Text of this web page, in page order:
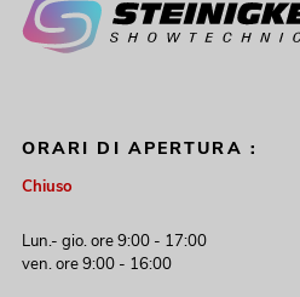
ORARI DI APERTURA :
Chiuso
Lun.- gio. ore 9:00 - 17:00
ven. ore 9:00 - 16:00